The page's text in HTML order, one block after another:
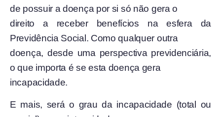
de possuir a doença por si só não gera o
direito a receber benefícios na esfera da
Previdência Social. Como qualquer outra
doença, desde uma perspectiva previdenciária,
o que importa é se esta doença gera
incapacidade.
E mais, será o grau da incapacidade (total ou